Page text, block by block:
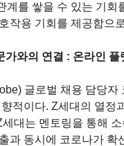
계를 쌓을 수 있는 기
작용 기회를 제공함으
가와의 연결 : 온라인
글로벌 채용 담당자
적이다. Z세대의 열정
대는 멘토링을 통해
과 동시에 코로나가 확